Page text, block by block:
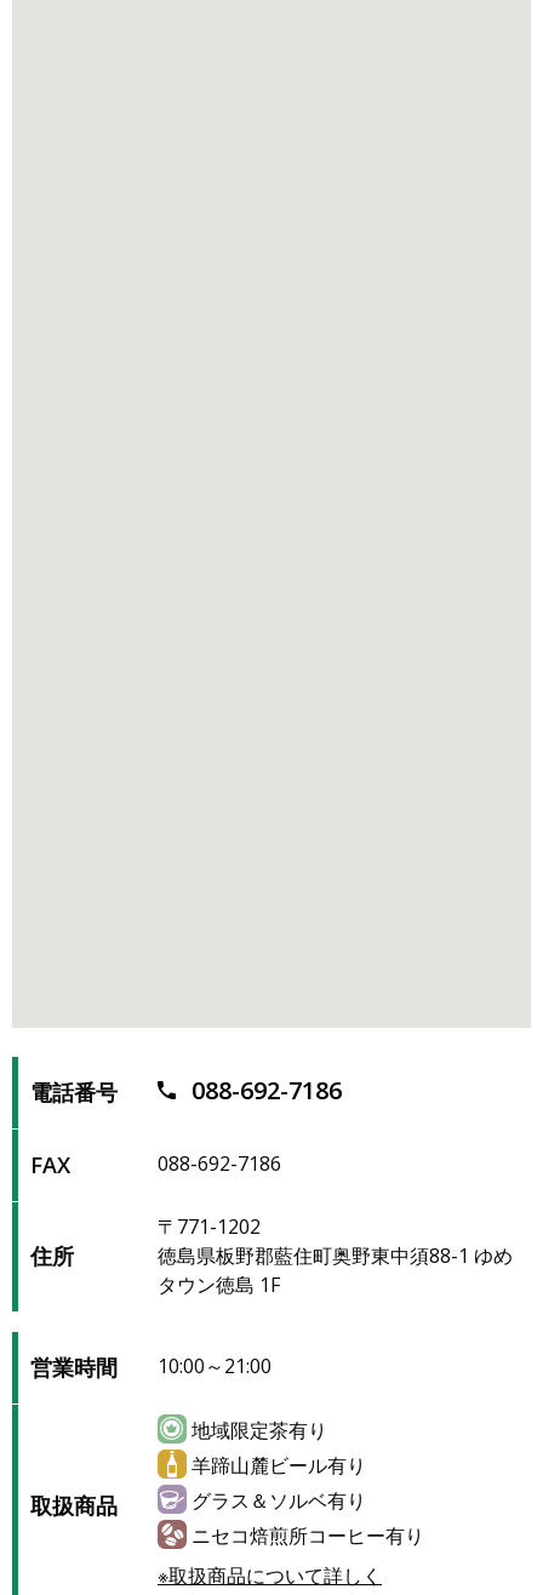
電話番号 088-692-7186
FAX 088-692-7186
住所
〒771-1202
徳島県板野郡藍住町奥野東中須88-1 ゆめ
タウン徳島 1F
営業時間 10:00～21:00
取扱商品
地域限定茶有り
羊蹄山麓ビール有り
グラス＆ソルベ有り
ニセコ焙煎所コーヒー有り
※取扱商品について詳しく